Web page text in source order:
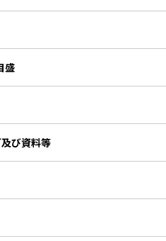
盛
及び資料等